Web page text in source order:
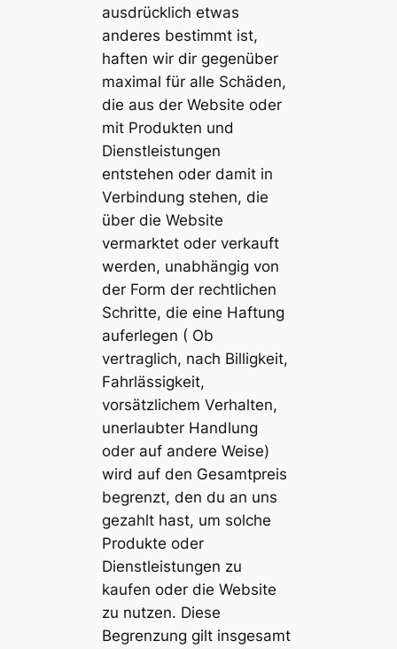
ausdrücklich etwas
anderes bestimmt ist,
haften wir dir gegenüber
maximal für alle Schäden,
die aus der Website oder
mit Produkten und
Dienstleistungen
entstehen oder damit in
Verbindung stehen, die
über die Website
vermarktet oder verkauft
werden, unabhängig von
der Form der rechtlichen
Schritte, die eine Haftung
auferlegen ( Ob
vertraglich, nach Billigkeit,
Fahrlässigkeit,
vorsätzlichem Verhalten,
unerlaubter Handlung
oder auf andere Weise)
wird auf den Gesamtpreis
begrenzt, den du an uns
gezahlt hast, um solche
Produkte oder
Dienstleistungen zu
kaufen oder die Website
zu nutzen. Diese
Begrenzung gilt insgesamt